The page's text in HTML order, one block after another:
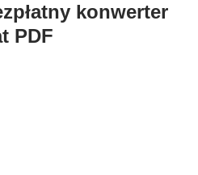
konwerter
PDF